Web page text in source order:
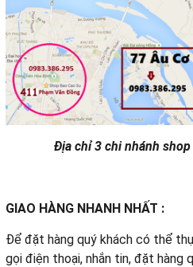
Địa chỉ 3 chi nhánh
GIAO HÀNG NHANH NHẤT :
Để đặt hàng quý khách có thể
gọi điện thoại, nhắn tin, đặt hàng